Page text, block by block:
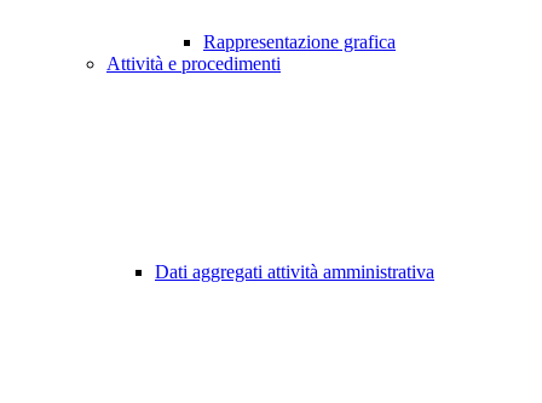
Rappresentazione grafica
Attività e procedimenti
Dati aggregati attività amministrativa